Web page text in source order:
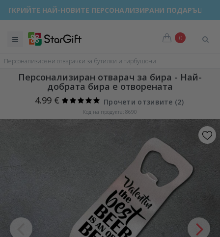
НАЙ-НОВИТЕ ПЕРСОНАЛИЗИРАНИ ПОДАРЪЦИ!
0
Персонализирани отварачки за бутилки и тирбушони
Персонализиран отварач за бира - Най-
добрата бира е отворената
4.99 €
Прочети отзивите (2)
Код на продукта: 8690